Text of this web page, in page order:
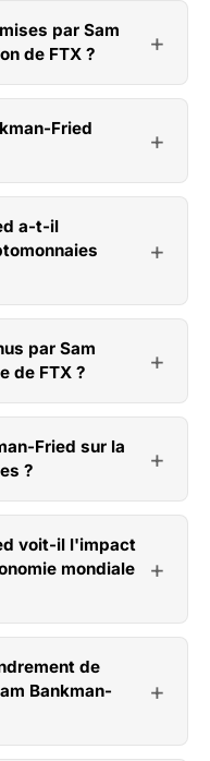
par Sam
de FTX ?
Fried
a-t-il
par Sam
de FTX ?
Fried sur la
?
voit-il l'impact
mondiale
de
Bankman-